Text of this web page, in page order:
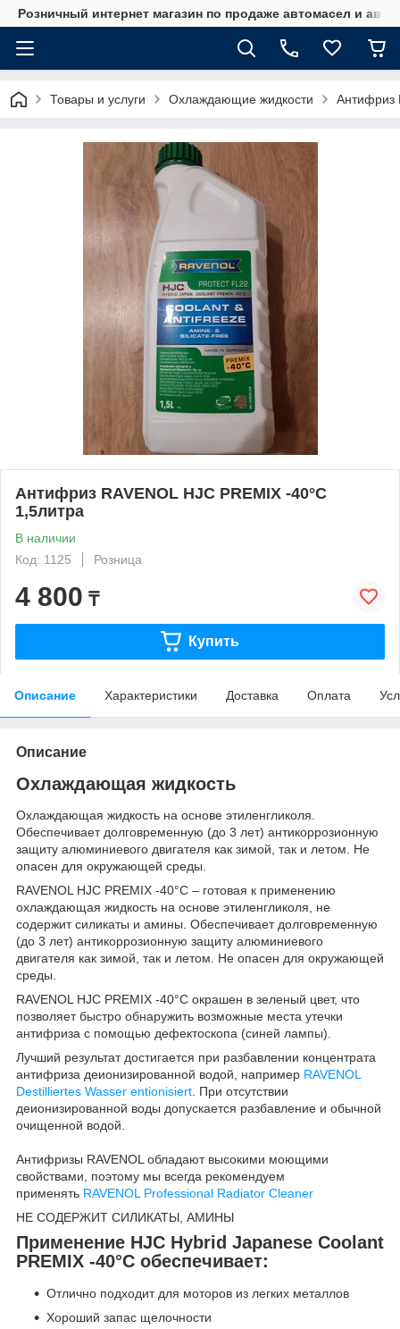
Розничный интернет магазин по продаже автомасел и
Товары и услуги Охлаждающие жидкости Антифриз
Антифриз RAVENOL HJC PREMIX -40°C
1,5литра
В наличии
Код: 1125
Розница
4 800 ₸
Купить
Описание Характеристики Доставка Оплата
Описание
Охлаждающая жидкость
Охлаждающая жидкость на основе этиленгликоля.
Обеспечивает долговременную (до 3 лет) антикоррозионную
защиту алюминиевого двигателя как зимой, так и летом. Не
опасен для окружающей среды.
RAVENOL HJC PREMIX -40°C – готовая к применению
охлаждающая жидкость на основе этиленгликоля, не
содержит силикаты и амины. Обеспечивает долговременную
(до 3 лет) антикоррозионную защиту алюминиевого
двигателя как зимой, так и летом. Не опасен для окружающей
среды.
RAVENOL HJC PREMIX -40°C окрашен в зеленый цвет, что
позволяет быстро обнаружить возможные места утечки
антифриза с помощью дефектоскопа (синей лампы).
Лучший результат достигается при разбавлении концентрата
антифриза деионизированной водой, например RAVENOL
Destilliertes Wasser entionisiert. При отсутствии
деионизированной воды допускается разбавление и обычной
очищенной водой.
Антифризы RAVENOL обладают высокими моющими
свойствами, поэтому мы всегда рекомендуем
применять RAVENOL Professional Radiator Cleaner
НЕ СОДЕРЖИТ СИЛИКАТЫ, АМИНЫ
Применение HJC Hybrid Japanese Coolant
PREMIX -40°C обеспечивает:
Отлично подходит для моторов из легких металлов
Хороший запас щелочности